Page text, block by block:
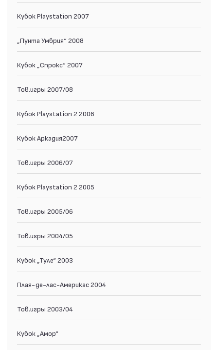
Кубок Playstation 2007
„Пунта Умбрия“ 2008
Кубок „Спрокс“ 2007
Тов.игры 2007/08
Кубок Playstation 2 2006
Кубок Аркадия2007
Тов.игры 2006/07
Кубок Playstation 2 2005
Тов.игры 2005/06
Тов.игры 2004/05
Кубок „Туле“ 2003
Плая-де-лас-Америкас 2004
Тов.игры 2003/04
Кубок „Амор“